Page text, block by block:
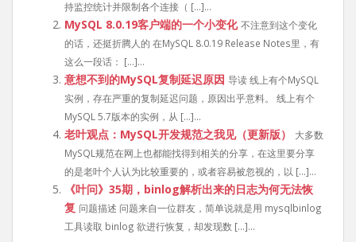
持监控统计并限制各个连接（ […]...
MySQL 8.0.19客户端的一个小变化 不注意到这个变化
的话，还挺折腾人的 在MySQL 8.0.19 Release Notes里，有
这么一段话： […]...
意想不到的MySQL复制延迟原因 导读 线上有个MySQL
实例，存在严重的复制延迟问题，原因出乎意料。 线上有个
MySQL 5.7版本的实例，从 […]...
老叶观点：MySQL开发规范之我见（更新版）
大多数
MySQL规范在网上也都能找得到相关的分享，在这里要分享
的是老叶个人认为比较重要的，或者容易被忽视的，以 […]...
《叶问》35期，binlog解析出来的日志为何无法恢
复 问题描述 问题来自一位群友，简单说就是用 mysqlbinlog
工具读取 binlog 欲进行恢复，却发现数 […]...